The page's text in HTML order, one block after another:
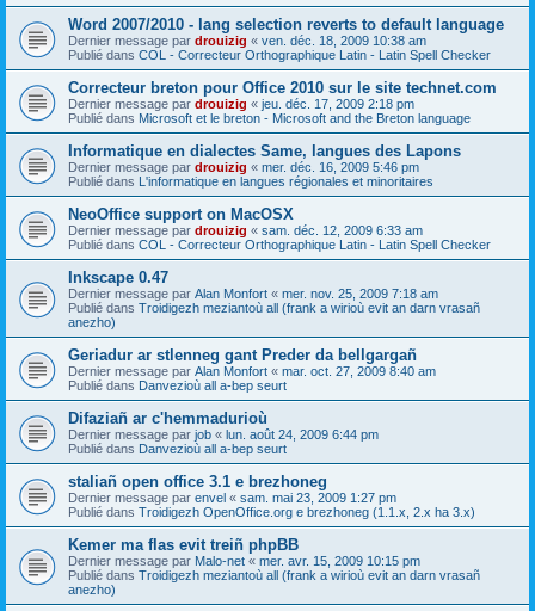
Word 2007/2010 - lang selection reverts to default language
Dernier message par drouizig « ven. déc. 18, 2009 10:38 am
Publié dans COL - Correcteur Orthographique Latin - Latin Spell Checker
Correcteur breton pour Office 2010 sur le site technet.com
Dernier message par drouizig « jeu. déc. 17, 2009 2:18 pm
Publié dans Microsoft et le breton - Microsoft and the Breton language
Informatique en dialectes Same, langues des Lapons
Dernier message par drouizig « mer. déc. 16, 2009 5:46 pm
Publié dans L'informatique en langues régionales et minoritaires
NeoOffice support on MacOSX
Dernier message par drouizig « sam. déc. 12, 2009 6:33 am
Publié dans COL - Correcteur Orthographique Latin - Latin Spell Checker
Inkscape 0.47
Dernier message par Alan Monfort « mer. nov. 25, 2009 7:18 am
Publié dans Troidigezh meziantoù all (frank a wirioù evit an darn vrasañ
anezho)
Geriadur ar stlenneg gant Preder da bellgargañ
Dernier message par Alan Monfort « mar. oct. 27, 2009 8:40 am
Publié dans Danvezioù all a-bep seurt
Difaziañ ar c'hemmadurioù
Dernier message par job « lun. août 24, 2009 6:44 pm
Publié dans Danvezioù all a-bep seurt
staliañ open office 3.1 e brezhoneg
Dernier message par envel « sam. mai 23, 2009 1:27 pm
Publié dans Troidigezh OpenOffice.org e brezhoneg (1.1.x, 2.x ha 3.x)
Kemer ma flas evit treiñ phpBB
Dernier message par Malo-net « mer. avr. 15, 2009 10:15 pm
Publié dans Troidigezh meziantoù all (frank a wirioù evit an darn vrasañ
anezho)